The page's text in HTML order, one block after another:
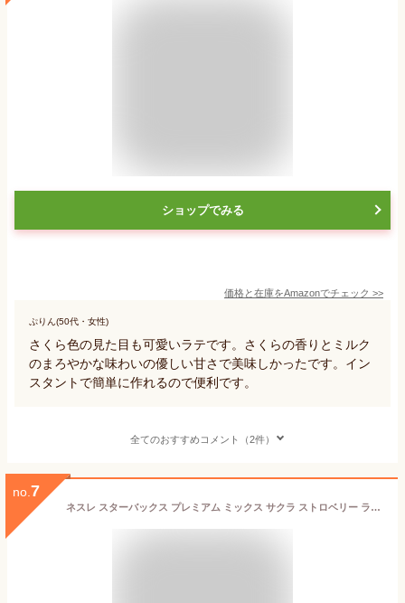
ショップでみる
価格と在庫をAmazonでチェック >>
ぷりん(50代・女性)
さくら色の見た目も可愛いラテです。さくらの香りとミルク
のまろやかな味わいの優しい甘さで美味しかったです。イン
スタントで簡単に作れるので便利です。
全てのおすすめコメント（2件）
no. 7
ネスレ スターバックス プレミアム ミックス サクラ ストロベリー ラテ 4P ×3個